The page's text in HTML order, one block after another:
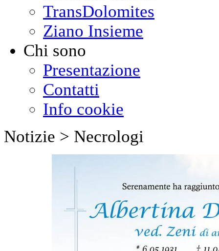
TransDolomites
Ziano Insieme
Chi sono
Presentazione
Contatti
Info cookie
Notizie > Necrologi